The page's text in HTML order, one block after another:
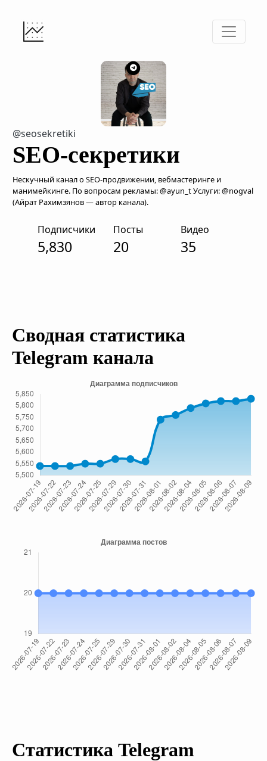
@seosekretiki
SEO-секретики
Нескучный канал о SEO-продвижении, вебмастеринге и
манимейкинге. По вопросам рекламы: @ayun_t Услуги: @nogval
(Айрат Рахимзянов — автор канала).
Подписчики
5,830
Посты
20
Видео
35
Сводная статистика
Telegram канала
Статистика Telegram